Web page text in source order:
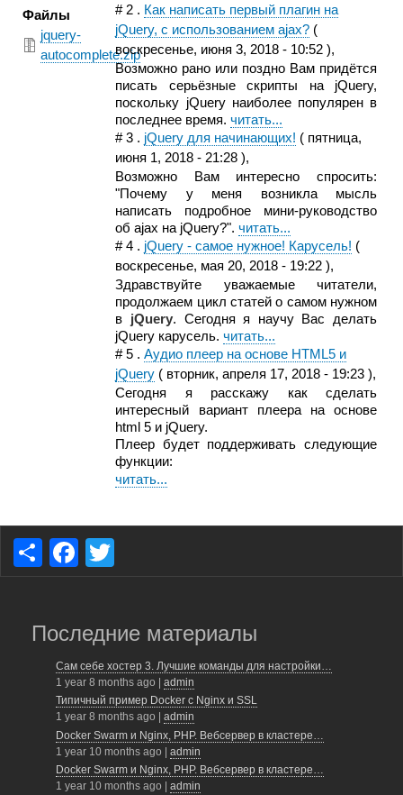
Файлы
jquery-
autocomplete.zip
# 2 . Как написать первый плагин на
jQuery, с использованием ajax? (
воскресенье, июня 3, 2018 - 10:52 ),
Возможно рано или поздно Вам придётся
писать серьёзные скрипты на jQuery,
поскольку jQuery наиболее популярен в
последнее время.читать...
#3 . jQuery для начинающих! ( пятница,
июня 1, 2018 - 21:28 ),
Возможно Вам интересно спросить:
"Почему у меня возникла мысль
написать подробное мини-руководство
об ajax на jQuery?".читать...
#4 . jQuery - самое нужное! Карусель! (
воскресенье, мая 20, 2018 - 19:22 ),
Здравствуйте уважаемые читатели,
продолжаем цикл статей о самом нужном
в jQuery. Сегодня я научу Вас делать
jQuery карусель.читать...
#5 .Аудио плеер на основе HTML5 и
jQuery ( вторник, апреля 17, 2018 - 19:23 ),
Сегодня я расскажу как сделать
интересный вариант плеера на основе
html 5 и jQuery.
Плеер будет поддерживать следующие
функции:
читать...
S
e
F
e
b
o
o
k
er
Последние материалы
Сам себе хостер 3. Лучшие команды для настройки…
1 year 8 months ago | admin
Типичный пример Docker с Nginx и SSL
1 year 8 months ago
admin
Docker Swarm и Nginx, PHP. Вебсервер в кластере…
1 year 10 months ago | admin
Docker Swarm и Nginx, PHP. Вебсервер в кластере…
1 year 10 months ago
admin